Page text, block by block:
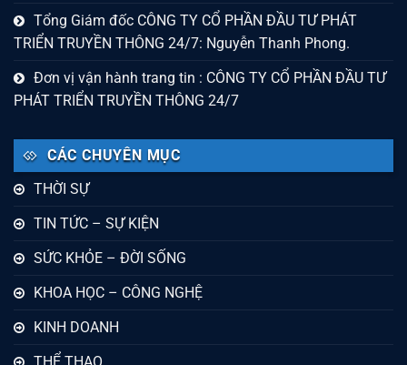
Tổng Giám đốc CÔNG TY CỔ PHẦN ĐẦU TƯ PHÁT
TRIỂN TRUYỀN THÔNG 24/7: Nguyễn Thanh Phong.
Đơn vị vận hành trang tin : CÔNG TY CỔ PHẦN ĐẦU TƯ
PHÁT TRIỂN TRUYỀN THÔNG 24/7
CÁC CHUYÊN MỤC
THỜI SỰ
TIN TỨC – SỰ KIỆN
SỨC KHỎE – ĐỜI SỐNG
KHOA HỌC – CÔNG NGHỆ
KINH DOANH